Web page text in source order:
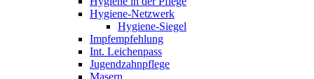
Hygiene-Netzwerk
Hygiene-Siegel
Impfempfehlung
Int. Leichenpass
Jugendzahnpflege
Masern